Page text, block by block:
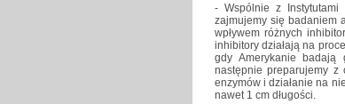
- Wspólnie z
zajmujemy się badaniem
wpływem różnych
inhibitory działają na
gdy Amerykanie badają
następnie preparujemy z
enzymów i działanie na
nawet 1 cm długości.